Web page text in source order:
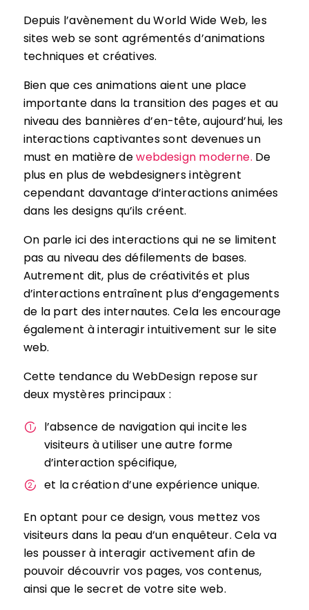
Depuis l’avènement du World Wide Web, les
sites web se sont agrémentés d’animations
techniques et créatives.
Bien que ces animations aient une place
importante dans la transition des pages et au
niveau des bannières d’en-tête, aujourd’hui, les
interactions captivantes sont devenues un
must en matière dewebdesign moderne. De
plus en plus de webdesigners intègrent
cependant davantage d’interactions animées
dans les designs qu’ils créent.
On parle ici des interactions qui ne se limitent
pas au niveau des défilements de bases.
Autrement dit, plus de créativités et plus
d’interactions entraînent plus d’engagements
de la part des internautes. Cela les encourage
également à interagir intuitivement sur le site
web.
Cette tendance du WebDesign repose sur
deux mystères principaux :
l’absence de navigation qui incite les
visiteurs à utiliser une autre forme
d’interaction spécifique,
et la création d’une expérience unique.
En optant pour ce design, vous mettez vos
visiteurs dans la peau d’un enquêteur. Cela va
les pousser à interagir activement afin de
pouvoir découvrir vos pages, vos contenus,
ainsi que le secret de votre site web.